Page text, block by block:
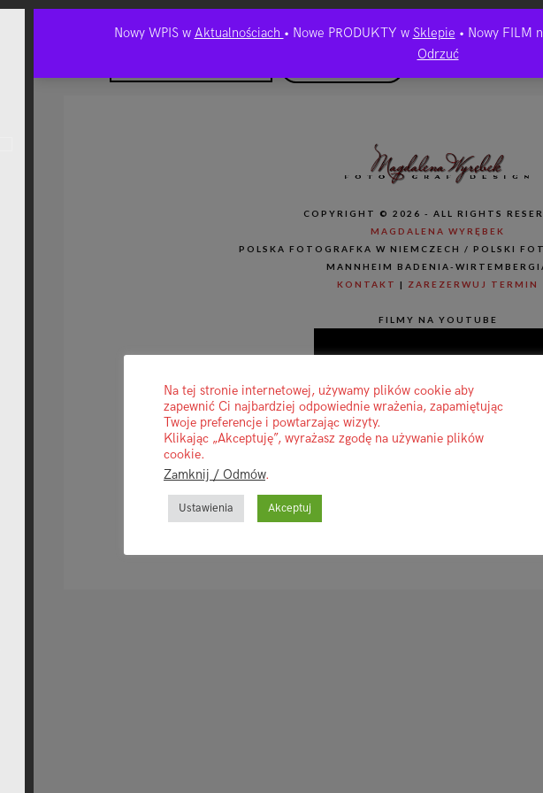
Treść jest chroniona hasłem. Aby ją zobaczyć, proszę wpisać hasło:
COPYRIGHT © 2026 - ALL RIGHTS
MAGDALENA WYRĘBEK
POLSKA FOTOGRAFKA W NIEMCZECH / POLSKI
MANNHEIM BADENIA-
KONTAKT | ZAREZERWUJ TERMIN
FILMY NA YOUTUBE
CHCIAŁ(A)BYŚ WESPRZEĆ MNIE LUB MOJĄ
Na tej stronie internetowej, używamy plików cookie aby
zapewnić Ci najbardziej odpowiednie wrażenia, zapamiętując
Twoje preferencje i powtarzając wizyty.
Klikając „Akceptuję”, wyrażasz zgodę na używanie plików
cookie.
Zamknij / Odmów.
Ustawienia Akceptuj
Nowy WPIS w Aktualnościach • Nowe PRODUKTY w Sklepie • Nowy FILM
Odrzuć